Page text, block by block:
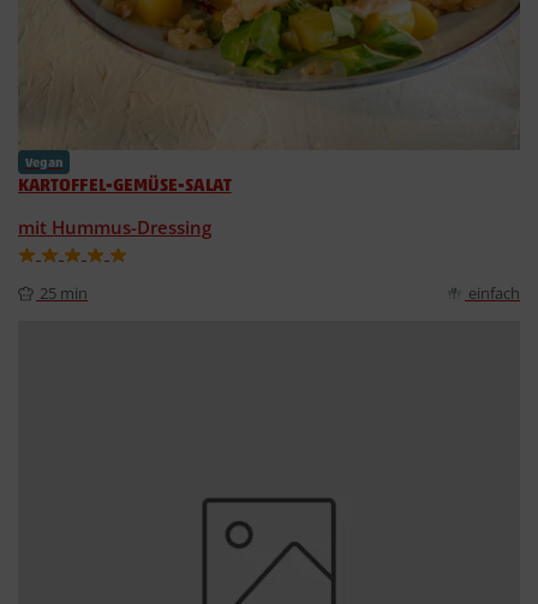
Vegan
KARTOFFEL-GEMÜSE-SALAT
mit Hummus-Dressing
25 min einfach